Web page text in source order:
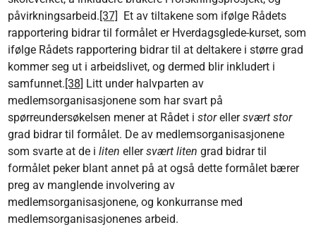
påvirkningsarbeid.[37] Et av tiltakene som ifølge Rådets
rapportering bidrar til formålet er Hverdagsglede-kurset, som
ifølge Rådets rapportering bidrar til at deltakere i større grad
kommer seg ut i arbeidslivet, og dermed blir inkludert i
samfunnet.[38] Litt under halvparten av
medlemsorganisasjonene som har svart på
spørreundersøkelsen mener at Rådet istorellersvært stor
grad bidrar til formålet. De av medlemsorganisasjonene
som svarte at de ilitenellersvært litengrad bidrar til
formålet peker blant annet på at også dette formålet bærer
preg av manglende involvering av
medlemsorganisasjonene, og konkurranse med
medlemsorganisasjonenes arbeid.